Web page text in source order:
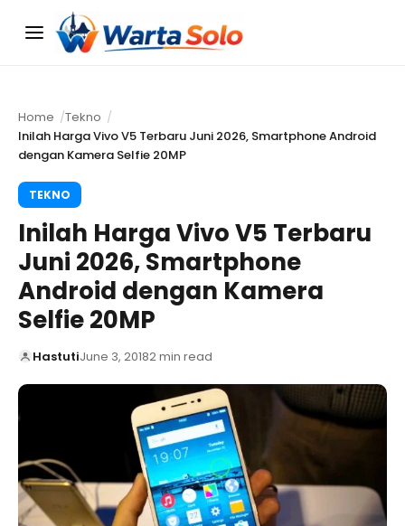
Menu
Home
Tekno
Inilah Harga Vivo V5 Terbaru Juni 2026, Smartphone Android
dengan Kamera Selfie 20MP
TEKNO
Inilah Harga Vivo V5 Terbaru
Juni 2026, Smartphone
Android dengan Kamera
Selfie 20MP
HastutiJune 3, 20182 min read